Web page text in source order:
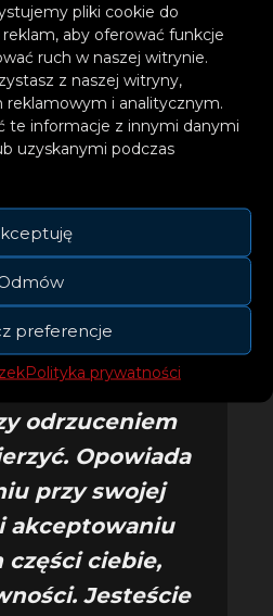
pliki cookie do
aby oferować funkcje
ruch w naszej witrynie.
z naszej witryny,
i analitycznym.
te informacje z innymi danymi
uzyskanymi podczas
preferencje
Polityka prywatności
Michael Pollack (Miley
Z każdą sesją stawało
utworem pełnym siły
o tym, by nie
bez względu
nienawiścią,
odrzuceniem
Opowiada
przy swojej
akceptowaniu
części ciebie,
Jesteście